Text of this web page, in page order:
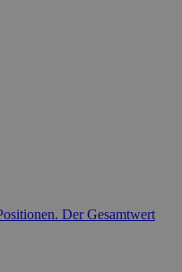
Der Gesamtwert